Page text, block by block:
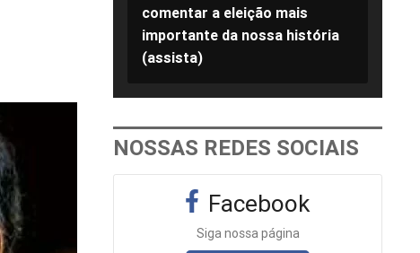
comentar a eleição mais
importante da nossa história
(assista)
NOSSAS REDES SOCIAIS
Facebook
Siga nossa página